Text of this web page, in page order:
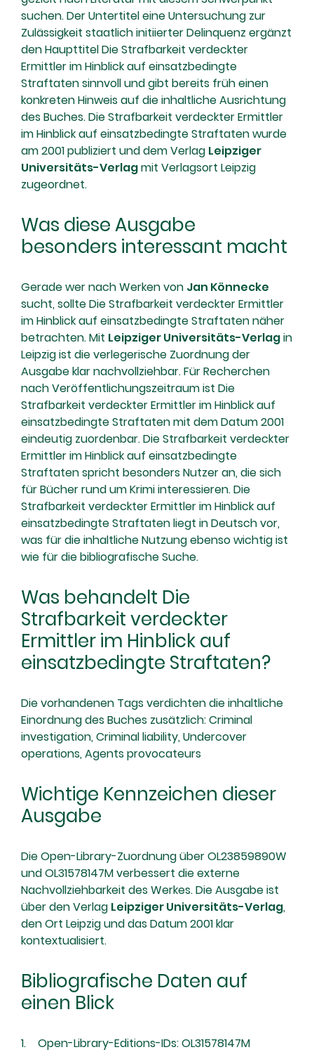
suchen. Der Untertitel eine Untersuchung zur
Zulässigkeit staatlich initiierter Delinquenz ergänzt
den Haupttitel Die Strafbarkeit verdeckter
Ermittler im Hinblick auf einsatzbedingte
Straftaten sinnvoll und gibt bereits früh einen
konkreten Hinweis auf die inhaltliche Ausrichtung
des Buches. Die Strafbarkeit verdeckter Ermittler
im Hinblick auf einsatzbedingte Straftaten wurde
am 2001 publiziert und dem Verlag Leipziger
Universitäts-Verlagmit Verlagsort Leipzig
zugeordnet.
Was diese Ausgabe
besonders interessant macht
Gerade wer nach Werken von Jan Könnecke
sucht, sollte Die Strafbarkeit verdeckter Ermittler
im Hinblick auf einsatzbedingte Straftaten näher
betrachten. Mit Leipziger Universitäts-Verlagin
Leipzig ist die verlegerische Zuordnung der
Ausgabe klar nachvollziehbar. Für Recherchen
nach Veröffentlichungszeitraum ist Die
Strafbarkeit verdeckter Ermittler im Hinblick auf
einsatzbedingte Straftaten mit dem Datum 2001
eindeutig zuordenbar. Die Strafbarkeit verdeckter
Ermittler im Hinblick auf einsatzbedingte
Straftaten spricht besonders Nutzer an, die sich
für Bücher rund um Krimi interessieren. Die
Strafbarkeit verdeckter Ermittler im Hinblick auf
einsatzbedingte Straftaten liegt in Deutsch vor,
was für die inhaltliche Nutzung ebenso wichtig ist
wie für die bibliografische Suche.
Was behandelt Die
Strafbarkeit verdeckter
Ermittler im Hinblick auf
einsatzbedingte Straftaten?
Die vorhandenen Tags verdichten die inhaltliche
Einordnung des Buches zusätzlich: Criminal
investigation, Criminal liability, Undercover
operations, Agents provocateurs
Wichtige Kennzeichen dieser
Ausgabe
Die Open-Library-Zuordnung über OL23859890W
und OL31578147M verbessert die externe
Nachvollziehbarkeit des Werkes. Die Ausgabe ist
über den Verlag Leipziger Universitäts-Verlag,
den Ort Leipzig und das Datum 2001 klar
kontextualisiert.
Bibliografische Daten auf
einen Blick
Open-Library-Editions-IDs: OL31578147M